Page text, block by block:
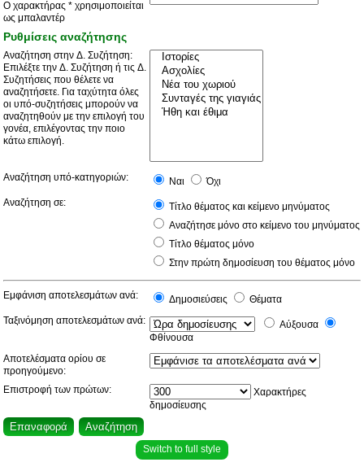
Ο χαρακτήρας * χρησιμοποιείται
ως μπαλαντέρ
Ρυθμίσεις αναζήτησης
Αναζήτηση στην Δ. Συζήτηση:
Επιλέξτε την Δ. Συζήτηση ή τις Δ.
Συζητήσεις που θέλετε να
αναζητήσετε. Για ταχύτητα όλες
οι υπό-συζητήσεις μπορούν να
αναζητηθούν με την επιλογή του
γονέα, επιλέγοντας την ποιο
κάτω επιλογή.
Αναζήτηση υπό-κατηγοριών: Ναι
Όχι
Αναζήτηση σε:
Τίτλο θέματος και κείμενο μηνύματος
Αναζήτησε μόνο στο κείμενο του μηνύματος
Τίτλο θέματος μόνο
Στην πρώτη δημοσίευση του θέματος μόνο
Εμφάνιση αποτελεσμάτων ανά: Δημοσιεύσεις
Θέματα
Ταξινόμηση αποτελεσμάτων ανά:
Αύξουσα
Φθίνουσα
Αποτελέσματα ορίου σε
προηγούμενο:
Επιστροφή των πρώτων:
Χαρακτήρες
δημοσίευσης
Switch to full style